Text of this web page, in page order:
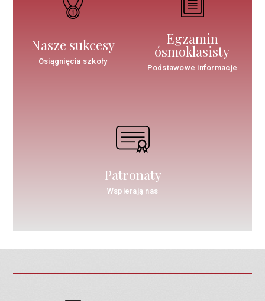
Nasze sukcesy
Osiągnięcia szkoły
Egzamin
ósmoklasisty
Podstawowe informacje
Patronaty
Wspierają nas